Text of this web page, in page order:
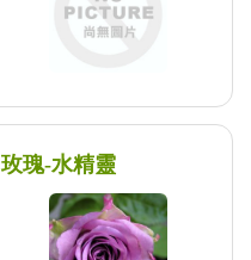
玫瑰-水精靈